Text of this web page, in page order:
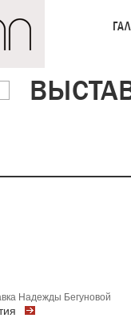
Надежды Бегуновой